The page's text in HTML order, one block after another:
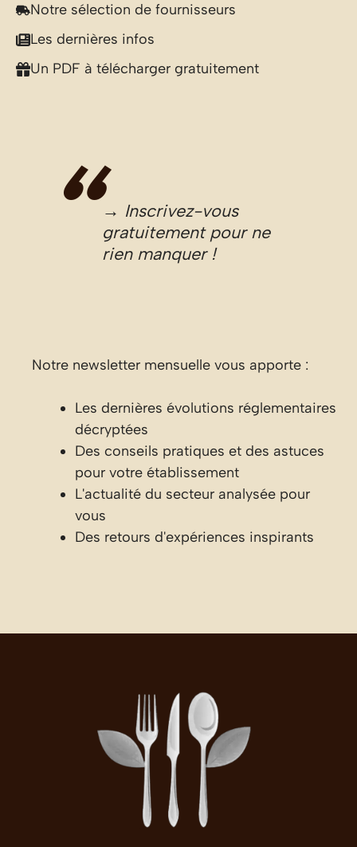
Notre sélection de fournisseurs
Les dernières infos
Un PDF à télécharger gratuitement
→ Inscrivez-vous
gratuitement pour ne
rien manquer !
Notre newsletter mensuelle vous apporte :
Les dernières évolutions réglementaires
décryptées
Des conseils pratiques et des astuces
pour votre établissement
L'actualité du secteur analysée pour
vous
Des retours d'expériences inspirants